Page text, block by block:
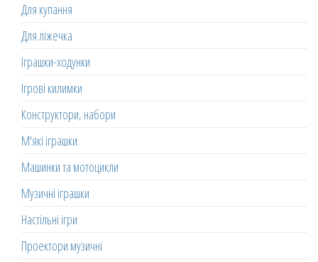
Для купання
Для ліжечка
Іграшки-ходунки
Ігрові килимки
Конструктори, набори
М'які іграшки
Машинки та мотоцикли
Музичні іграшки
Настільні ігри
Проектори музичні